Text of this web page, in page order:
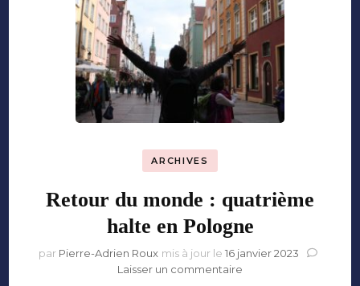
ARCHIVES
Retour du monde : quatrième
halte en Pologne
par Pierre-Adrien Roux mis à jour le 16 janvier 2023
Laisser un commentaire